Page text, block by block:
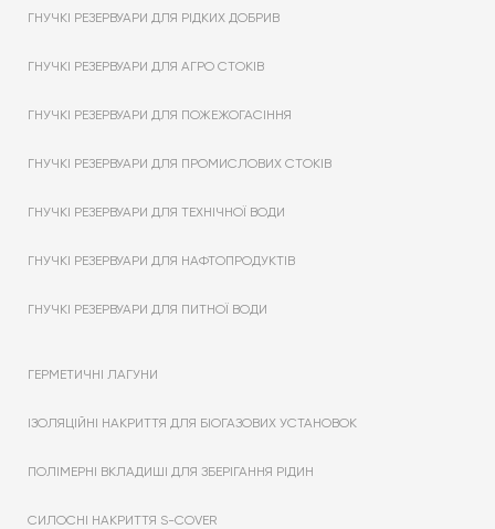
ГНУЧКІ РЕЗЕРВУАРИ ДЛЯ РІДКИХ ДОБРИВ
ГНУЧКІ РЕЗЕРВУАРИ ДЛЯ АГРО СТОКІВ
ГНУЧКІ РЕЗЕРВУАРИ ДЛЯ ПОЖЕЖОГАСІННЯ
ГНУЧКІ РЕЗЕРВУАРИ ДЛЯ ПРОМИСЛОВИХ СТОКІВ
ГНУЧКІ РЕЗЕРВУАРИ ДЛЯ ТЕХНІЧНОЇ ВОДИ
ГНУЧКІ РЕЗЕРВУАРИ ДЛЯ НАФТОПРОДУКТІВ
ГНУЧКІ РЕЗЕРВУАРИ ДЛЯ ПИТНОЇ ВОДИ
ГЕРМЕТИЧНІ ЛАГУНИ
ІЗОЛЯЦІЙНІ НАКРИТТЯ ДЛЯ БІОГАЗОВИХ УСТАНОВОК
ПОЛІМЕРНІ ВКЛАДИШІ ДЛЯ ЗБЕРІГАННЯ РІДИН
СИЛОСНІ НАКРИТТЯ S-COVER